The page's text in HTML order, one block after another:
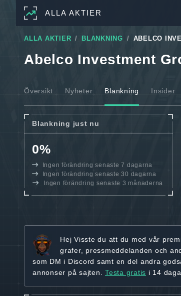
ALLA AKTIER
ALLA AKTIER BLANKNING ABELCO
Abelco Investment
Översikt Nyheter Blankning Insider
Blankning just nu
0%
Ingen förändring senaste 7 dagarna
Ingen förändring senaste 30 dagarna
Ingen förändring senaste 3 månaderna
Hej Visste du att du med vår
grafer, pressmeddelanden och
som DM i Discord samt en del andra
annonser på sajten. Testa gratis i 14